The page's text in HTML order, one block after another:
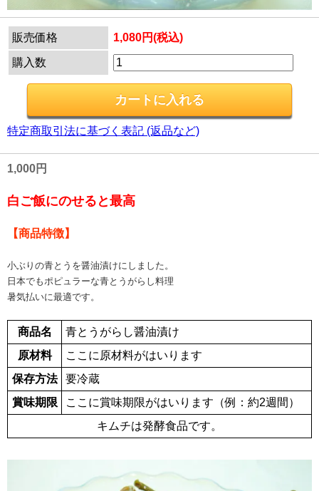
販売価格 1,080円(税込)
購入数
特定商取引法に基づく表記 (返品など)
1,000円
白ご飯にのせると最高
【商品特徴】
小ぶりの青とうを醤油漬けにしました。
日本でもポピュラーな青とうがらし料理
暑気払いに最適です。
商品名
青とうがらし醤油漬け
原材料
ここに原材料がはいります
保存方法
要冷蔵
賞味期限
ここに賞味期限がはいります（例：約2週間）
キムチは発酵食品です。